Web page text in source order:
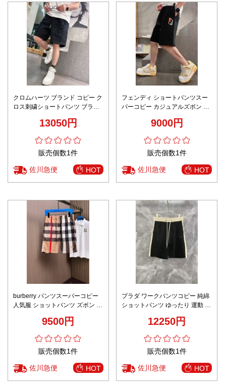
クロムハーツ ブランド コピー ク
ロス刺繍ショートパンツ ブラッ
13050円
販売個数1件
佐川急便 HOT
フェンディ ショートパンツスー
パーコピー カジュアルズボン 柔
9000円
販売個数1件
佐川急便 HOT
burberry パンツスーパーコピー
人気服 ショットパンツ ズボン 夏
9500円
販売個数1件
佐川急便 HOT
プラダ ワークパンツコピー 純綿
ショットパンツ ゆったり 運動 カ
12250円
販売個数1件
佐川急便 HOT